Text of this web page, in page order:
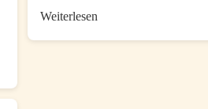
Weiterlesen5.